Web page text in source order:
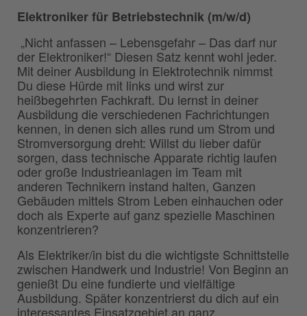
Elektroniker für Betriebstechnik (m/w/d)
„Nicht anfassen – Lebensgefahr – Das darf nur
der Elektroniker!“ Diesen Satz kennt wohl jeder.
Mit deiner Ausbildung in Elektrotechnik nimmst
Du diese Hürde mit links und wirst zur
heißbegehrten Fachkraft. Du lernst in deiner
Ausbildung die verschiedenen Fachrichtungen
kennen, in denen sich alles rund um Strom und
Stromversorgung dreht: Willst du lieber dafür
sorgen, dass technische Apparate richtig laufen
oder große Industrieanlagen im Team mit
anderen Technikern instand halten, Ganzen
Gebäuden mittels Strom Leben einhauchen oder
doch als Experte auf ganz spezielle Maschinen
konzentrieren?
Als Elektriker/in bist du die wichtigste Schnittstelle
zwischen Handwerk und Industrie! Von Beginn an
genießt Du eine fundierte und vielfältige
Ausbildung. Später konzentrierst du dich auf ein
interessantes Einsatzgebiet an ganz